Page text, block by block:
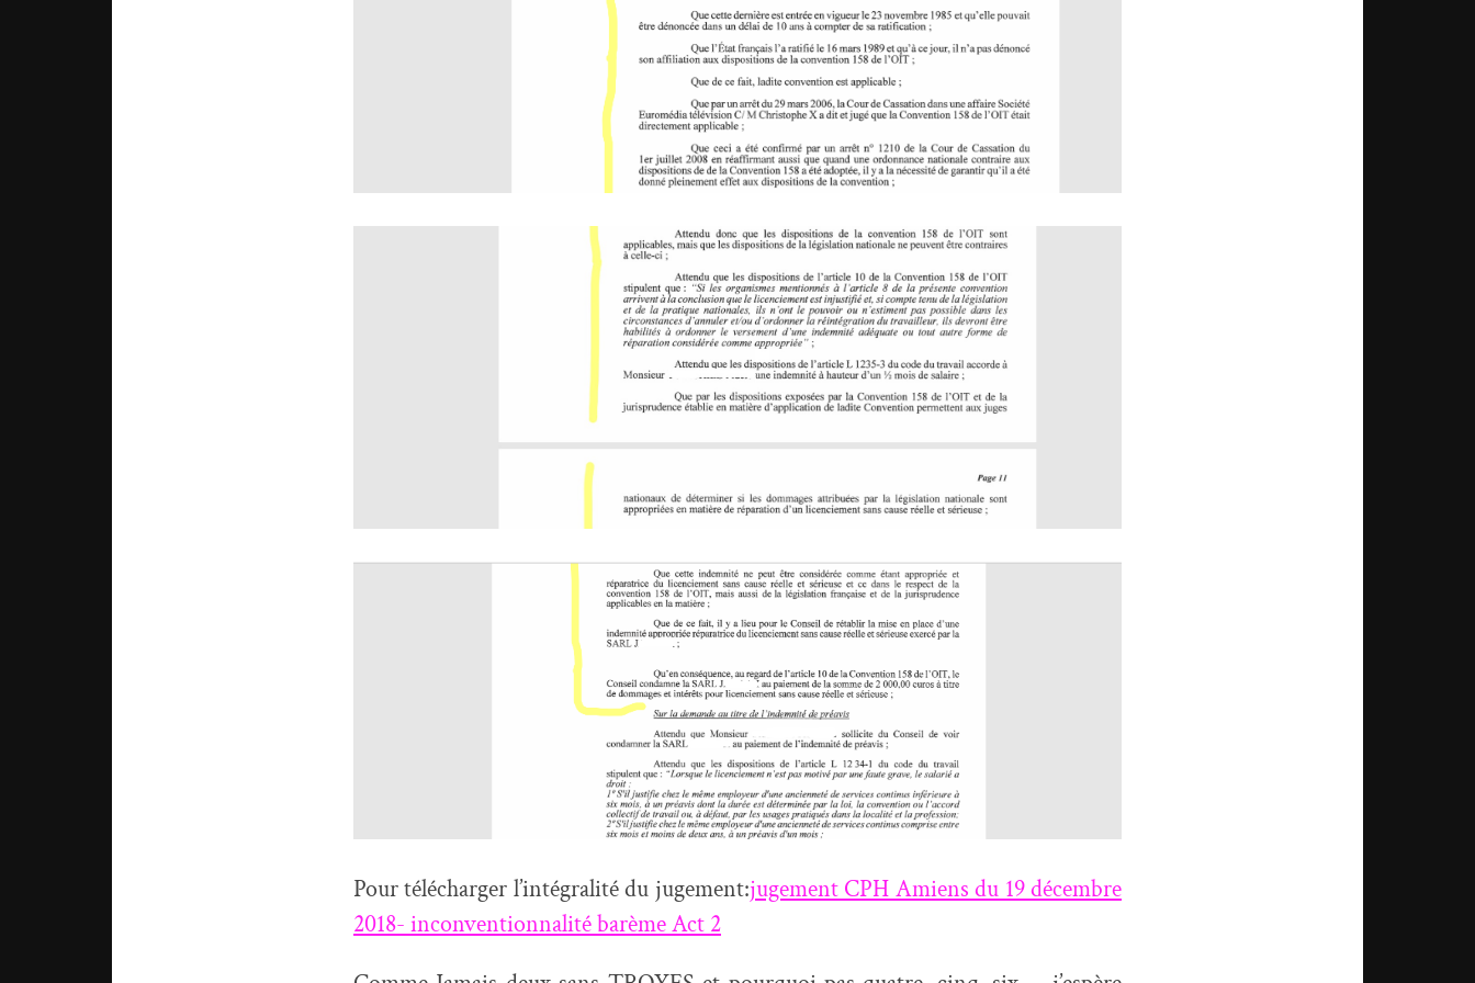
Pour télécharger l’intégralité du jugement:jugement CPH Amiens du 19 décembre
2018- inconventionnalité barème Act 2